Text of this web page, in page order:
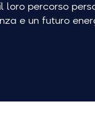
loro percorso
e un futuro